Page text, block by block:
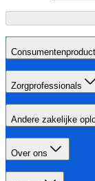
Zorgprofessionals
Andere zakelijke
Over ons